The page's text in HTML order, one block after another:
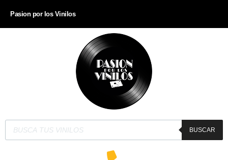
Pasion por los Vinilos
BUSCAR